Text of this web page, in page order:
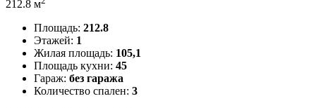
212.8 м
Площадь: 212.8
Этажей: 1
Жилая площадь: 105,1
Площадь кухни: 45
Гараж: без гаража
Количество спален: 3